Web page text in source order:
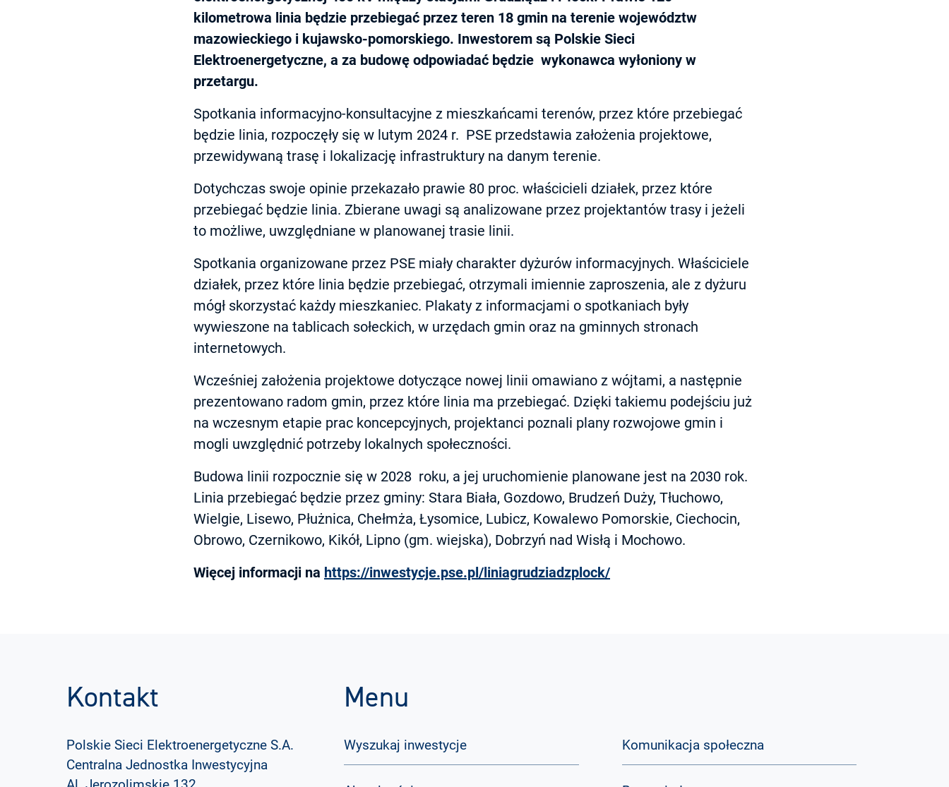
kilometrowa linia będzie przebiegać przez teren 18 gmin na terenie województw
mazowieckiego i kujawsko-pomorskiego. Inwestorem są Polskie Sieci
Elektroenergetyczne, a za budowę odpowiadać będzie wykonawca wyłoniony w
przetargu.
Spotkania informacyjno-konsultacyjne z mieszkańcami terenów, przez które przebiegać
będzie linia, rozpoczęły się w lutym 2024 r. PSE przedstawia założenia projektowe,
przewidywaną trasę i lokalizację infrastruktury na danym terenie.
Dotychczas swoje opinie przekazało prawie 80 proc. właścicieli działek, przez które
przebiegać będzie linia. Zbierane uwagi są analizowane przez projektantów trasy i jeżeli
to możliwe, uwzględniane w planowanej trasie linii.
Spotkania organizowane przez PSE miały charakter dyżurów informacyjnych. Właściciele
działek, przez które linia będzie przebiegać, otrzymali imiennie zaproszenia, ale z dyżuru
mógł skorzystać każdy mieszkaniec. Plakaty z informacjami o spotkaniach były
wywieszone na tablicach sołeckich, w urzędach gmin oraz na gminnych stronach
internetowych.
Wcześniej założenia projektowe dotyczące nowej linii omawiano z wójtami, a następnie
prezentowano radom gmin, przez które linia ma przebiegać. Dzięki takiemu podejściu już
na wczesnym etapie prac koncepcyjnych, projektanci poznali plany rozwojowe gmin i
mogli uwzględnić potrzeby lokalnych społeczności.
Budowa linii rozpocznie się w 2028 roku, a jej uruchomienie planowane jest na 2030 rok.
Linia przebiegać będzie przez gminy: Stara Biała, Gozdowo, Brudzeń Duży, Tłuchowo,
Wielgie, Lisewo, Płużnica, Chełmża, Łysomice, Lubicz, Kowalewo Pomorskie, Ciechocin,
Obrowo, Czernikowo, Kikół, Lipno (gm. wiejska), Dobrzyń nad Wisłą i Mochowo.
Więcej informacji na https://inwestycje.pse.pl/liniagrudziadzplock/
Kontakt
Polskie Sieci Elektroenergetyczne S.A.
Centralna Jednostka Inwestycyjna
Menu
Wyszukaj inwestycje Komunikacja społeczna